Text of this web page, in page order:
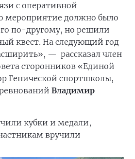
с оперативной
мероприятие должно было
по-другому, но решили
квест. На следующий год
— рассказал член
сторонников «Единой
Генической спортшколы,
Владимир
кубки и медали,
вручили